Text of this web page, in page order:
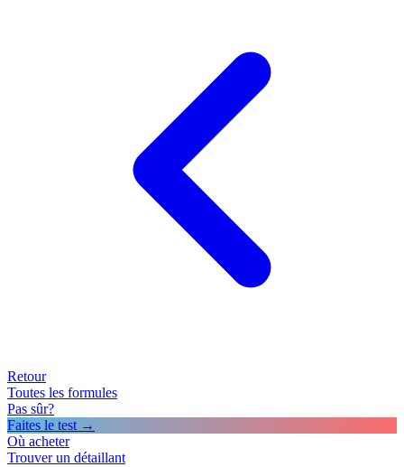
Retour
Toutes les formules
Pas sûr?
Faites le test →
Où acheter
Trouver un détaillant